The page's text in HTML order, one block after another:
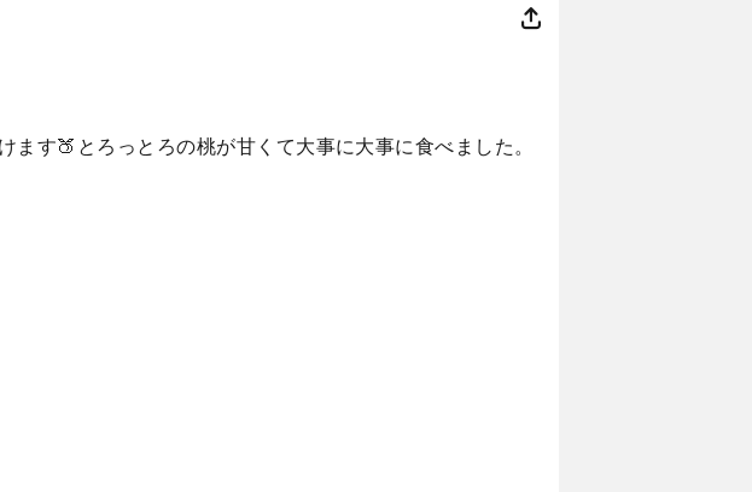
す🍑とろっとろの桃が甘くて大事に大事に食べました。